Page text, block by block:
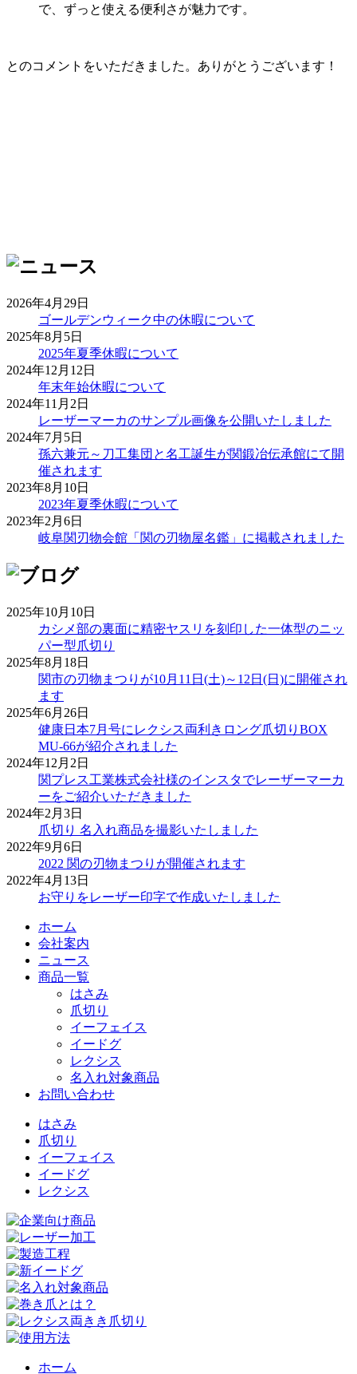
で、ずっと使える便利さが魅力です。
とのコメントをいただきました。ありがとうございます！
2026年4月29日
ゴールデンウィーク中の休暇について
2025年8月5日
2025年夏季休暇について
2024年12月12日
年末年始休暇について
2024年11月2日
レーザーマーカのサンプル画像を公開いたしました
2024年7月5日
孫六兼元～刀工集団と名工誕生が関鍛冶伝承館にて開
催されます
2023年8月10日
2023年夏季休暇について
2023年2月6日
岐阜関刃物会館「関の刃物屋名鑑」に掲載されました
2025年10月10日
カシメ部の裏面に精密ヤスリを刻印した一体型のニッ
パー型爪切り
2025年8月18日
関市の刃物まつりが10月11日(土)～12日(日)に開催され
ます
2025年6月26日
健康日本7月号にレクシス両利きロング爪切りBOX
MU-66が紹介されました
2024年12月2日
関プレス工業株式会社様のインスタでレーザーマーカ
ーをご紹介いただきました
2024年2月3日
爪切り 名入れ商品を撮影いたしました
2022年9月6日
2022 関の刃物まつりが開催されます
2022年4月13日
お守りをレーザー印字で作成いたしました
ホーム
会社案内
ニュース
商品一覧
はさみ
爪切り
イーフェイス
イードグ
レクシス
名入れ対象商品
お問い合わせ
はさみ
爪切り
イーフェイス
イードグ
レクシス
ホーム